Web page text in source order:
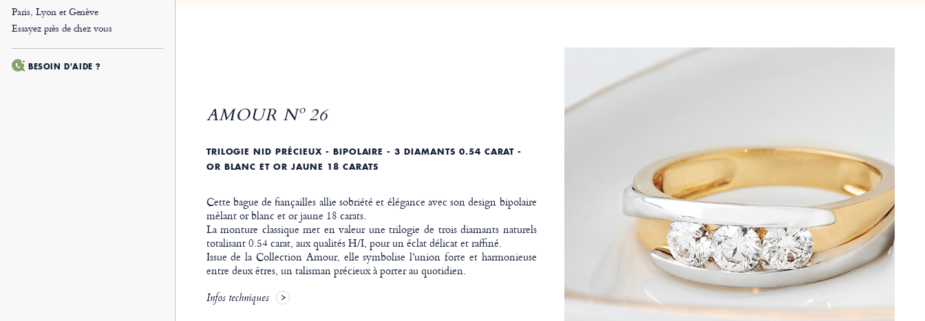
Paris, Lyon et Genève
Essayez près de chez vous
BESOIN D'AIDE ?
AMOUR Nº 26
TRILOGIE NID PRÉCIEUX - BIPOLAIRE - 3 DIAMANTS 0.54 CARAT -
OR BLANC ET OR JAUNE 18 CARATS
Cette bague de fiançailles allie sobriété et élégance avec son design bipolaire
mêlant or blanc et or jaune 18 carats.
La monture classique met en valeur une trilogie de trois diamants naturels
totalisant 0.54 carat, aux qualités H/I, pour un éclat délicat et raffiné.
Issue de la Collection Amour, elle symbolise l’union forte et harmonieuse
entre deux êtres, un talisman précieux à porter au quotidien.
Infos techniques